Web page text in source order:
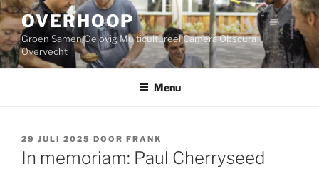
Ga
naar
de
inhoud
OVERHOOP
Groen Samen Gelovig Multicultureel Camera Obscura
Overvecht
Menu
GEPLAATST
29 JULI 2025 DOOR FRANK
In memoriam: Paul Cherryseed